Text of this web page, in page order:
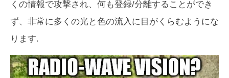
くの情報で攻撃され、何も登録/分離することができ
ず、非常に多くの光と色の流入に目がくらむようにな
ります.